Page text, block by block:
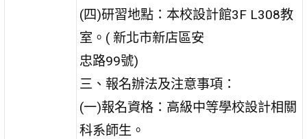
(四)研習地點：本校設計館3F L308教
室。( 新北市新店區安
忠路99號)
三、報名辦法及注意事項：
(一)報名資格：高級中等學校設計相關
科系師生。